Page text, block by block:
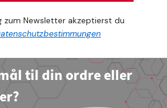
zum Newsletter akzeptierst du
til din ordre eller